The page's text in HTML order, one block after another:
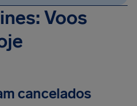
Voos
cancelados